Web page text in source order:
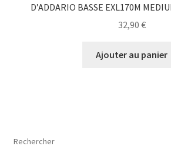
D’ADDARIO BASSE EXL170M
32,90 €
Ajouter au panier
Rechercher